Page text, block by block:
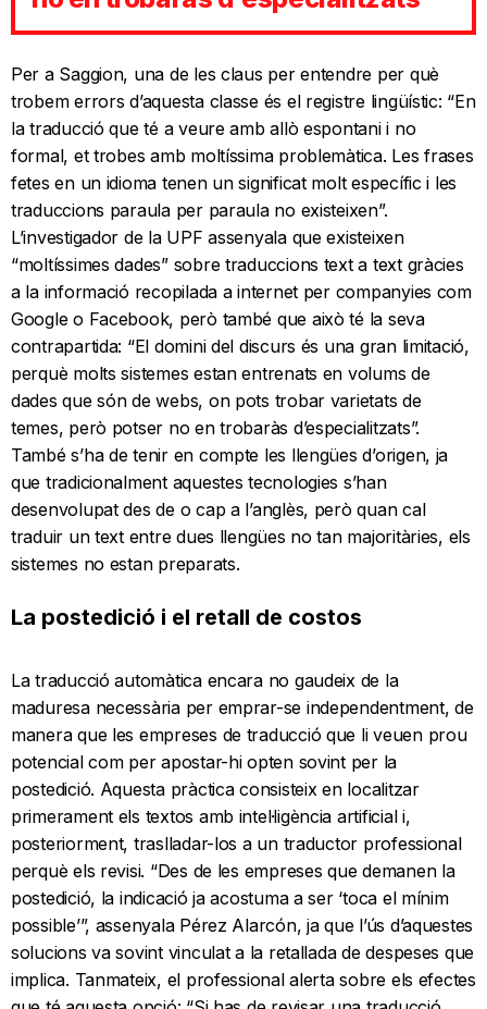
Per a Saggion, una de les claus per entendre per què
trobem errors d’aquesta classe és el registre lingüístic: “En
la traducció que té a veure amb allò espontani i no
formal, et trobes amb moltíssima problemàtica. Les frases
fetes en un idioma tenen un significat molt específic i les
traduccions paraula per paraula no existeixen”.
L’investigador de la UPF assenyala que existeixen
“moltíssimes dades” sobre traduccions text a text gràcies
a la informació recopilada a internet per companyies com
Google o Facebook, però també que això té la seva
contrapartida: “El domini del discurs és una gran limitació,
perquè molts sistemes estan entrenats en volums de
dades que són de webs, on pots trobar varietats de
temes, però potser no en trobaràs d’especialitzats”.
També s’ha de tenir en compte les llengües d’origen, ja
que tradicionalment aquestes tecnologies s’han
desenvolupat des de o cap a l’anglès, però quan cal
traduir un text entre dues llengües no tan majoritàries, els
sistemes no estan preparats.
La postedició i el retall de costos
La traducció automàtica encara no gaudeix de la
maduresa necessària per emprar-se independentment, de
manera que les empreses de traducció que li veuen prou
potencial com per apostar-hi opten sovint per la
postedició. Aquesta pràctica consisteix en localitzar
primerament els textos amb intel·ligència artificial i,
posteriorment, traslladar-los a un traductor professional
perquè els revisi. “Des de les empreses que demanen la
postedició, la indicació ja acostuma a ser ‘toca el mínim
possible’”, assenyala Pérez Alarcón, ja que l’ús d’aquestes
solucions va sovint vinculat a la retallada de despeses que
implica. Tanmateix, el professional alerta sobre els efectes